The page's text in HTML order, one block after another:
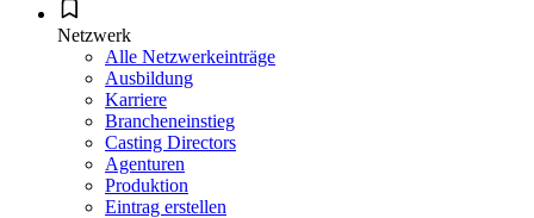
Netzwerk
Alle Netzwerkeinträge
Ausbildung
Karriere
Brancheneinstieg
Casting Directors
Agenturen
Produktion
Eintrag erstellen